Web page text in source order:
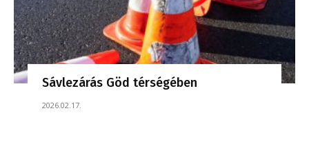
Sávlezárás Göd térségében
2026.02.17.